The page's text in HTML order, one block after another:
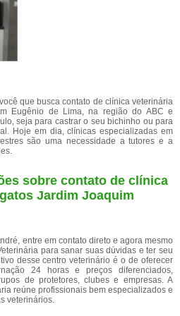
que busca contato de clínica veterinária
Eugênio de Lima, na região do ABC e
seja para castrar o seu bichinho ou para
Hoje em dia, clínicas especializadas em
são uma necessidade a tutores e a
sobre contato de clínica
Jardim Joaquim
entre em contato direto e agora mesmo
para sanar suas dúvidas e ter seu
desse centro veterinário é o de oferecer
24 horas e preços diferenciados,
de protetores, clubes e empresas. A
reúne profissionais bem especializados e
veterinários.